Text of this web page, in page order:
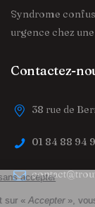
Syndrome
urgence chez
Contactez-
38 rue de
01 84 88 94